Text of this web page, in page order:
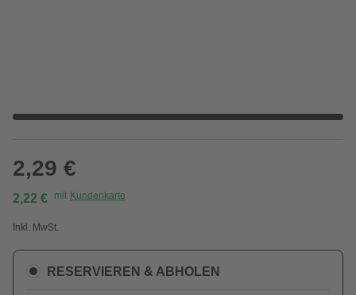
2,29 €
2,22 € mit Kundenkarte
Inkl. MwSt.
RESERVIEREN & ABHOLEN